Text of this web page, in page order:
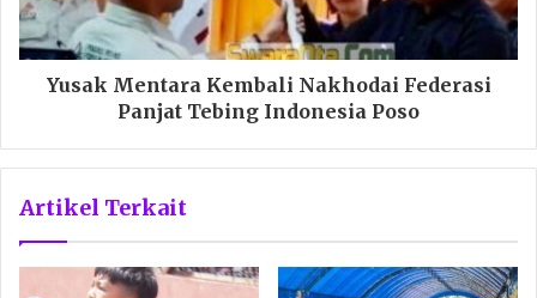
Yusak Mentara Kembali Nakhodai Federasi
Panjat Tebing Indonesia Poso
Artikel Terkait